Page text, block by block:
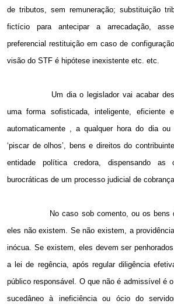
de tributos, sem remuneração; substituição
fictício para antecipar a arrecadação,
preferencial restituição em caso de
visão do STF é hipótese inexistente etc. etc.
Um dia o legislador vai acabar
uma forma sofisticada, inteligente, eficiente
automaticamente , a qualquer hora do dia
‘piscar de olhos’, bens e direitos do
entidade política credora, dispensando as
burocráticas de um processo judicial de
No caso sob comento, ou os bens
eles não existem. Se não existem, a
inócua. Se existem, eles devem ser
a lei de regência, após regular diligência
público responsável. O que não é admissível é
sucedâneo à ineficiência ou ócio do